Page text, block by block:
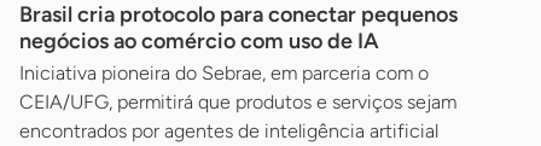
Brasil cria protocolo para conectar pequenos
negócios ao comércio com uso de IA
Iniciativa pioneira do Sebrae, em parceria com o
CEIA/UFG, permitirá que produtos e serviços sejam
encontrados por agentes de inteligência artificial